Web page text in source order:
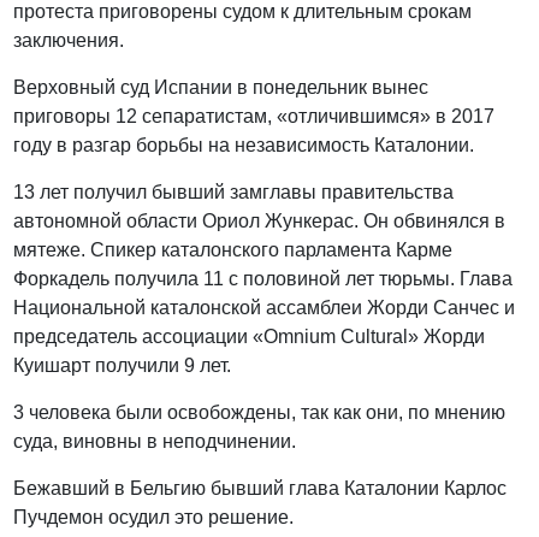
протеста приговорены судом к длительным срокам
заключения.
Верховный суд Испании в понедельник вынес
приговоры 12 сепаратистам, «отличившимся» в 2017
году в разгар борьбы на независимость Каталонии.
13 лет получил бывший замглавы правительства
автономной области Ориол Жункерас. Он обвинялся в
мятеже. Спикер каталонского парламента Карме
Форкадель получила 11 с половиной лет тюрьмы. Глава
Национальной каталонской ассамблеи Жорди Санчес и
председатель ассоциации «Omnium Cultural» Жорди
Куишарт получили 9 лет.
3 человека были освобождены, так как они, по мнению
суда, виновны в неподчинении.
Бежавший в Бельгию бывший глава Каталонии Карлос
Пучдемон осудил это решение.